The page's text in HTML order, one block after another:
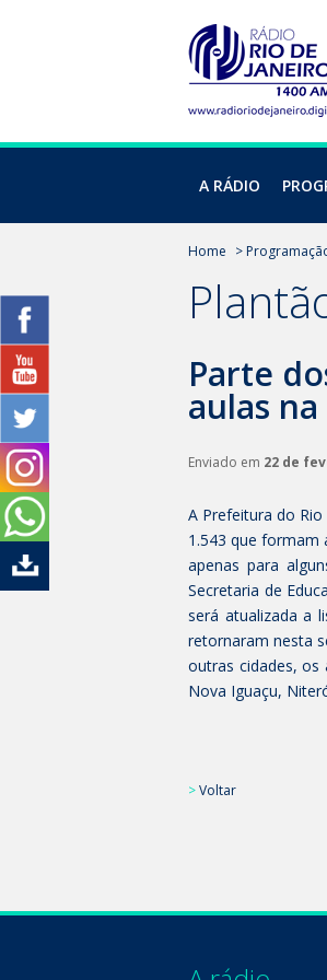
A RÁDIO
Home >
Parte
aulas
Enviado em 22 de
A Prefeitura do
1.543 que formam
apenas para
Secretaria de
será atualizada a
retornaram nesta
outras cidades, os
Nova Iguaçu,
>Voltar